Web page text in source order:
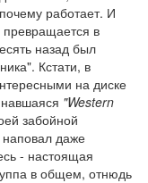
работает. И
в
назад был
Кстати, в
на диске
"Western
забойной
даже
- настоящая
в общем, отнюдь